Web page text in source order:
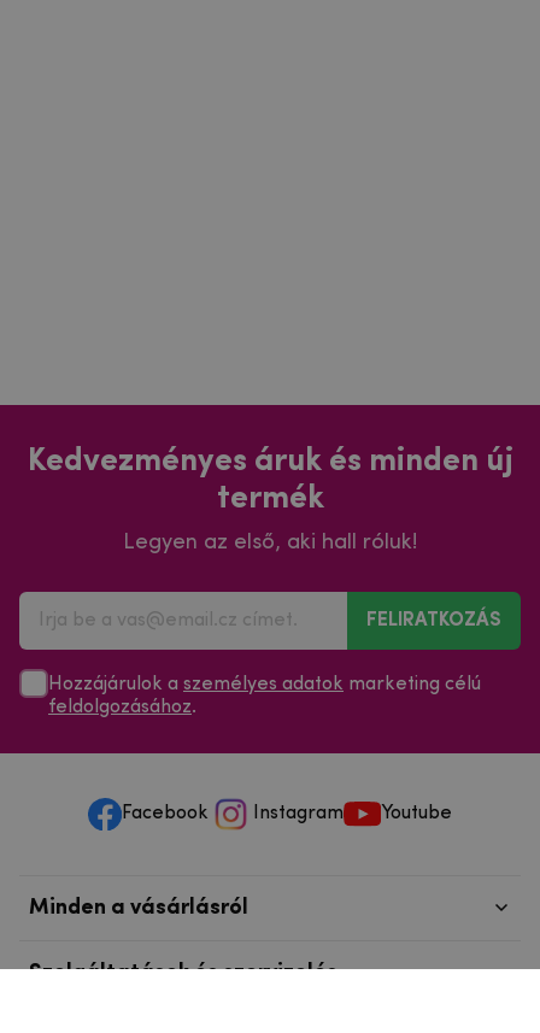
Kedvezményes áruk és minden új
termék
Legyen az első, aki hall róluk!
FELIRATKOZÁS
Hozzájárulok a személyes adatok marketing célú
feldolgozásához.
Facebook Instagram Youtube
Minden a vásárlásról
Szolgáltatások és szervizelés